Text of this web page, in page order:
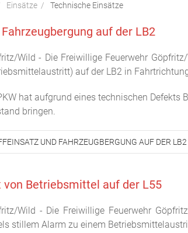
Einsätze Technische Einsätze
auf der LB2
Wild - Die Freiwillige Feuerwehr
auf der LB2 in
hat aufgrund eines technischen Defekts
bringen.
UND FAHRZEUGBERGUNG AUF DER LB2
Betriebsmittel auf der L55
Wild - Die Freiwillige Feuerwehr
stillem Alarm zu einem